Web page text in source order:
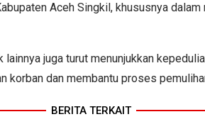
Aceh Singkil, khususnya
juga turut menunjukkan
korban dan membantu proses
BERITA TERKAIT